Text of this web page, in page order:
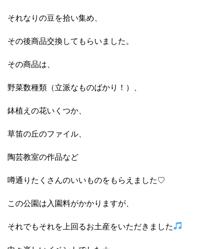
それなりの豆を拾い集め、
その後商品交換してもらいました。
その商品は、
野菜数種類（立派なものばかり！）、
鉢植えの花いくつか、
草笛の丘のファイル、
陶芸教室の作品など
噂通りたくさんのいいものをもらえました♡
この公園は入園料がかかりますが、
それでもそれを上回るお土産をいただきました